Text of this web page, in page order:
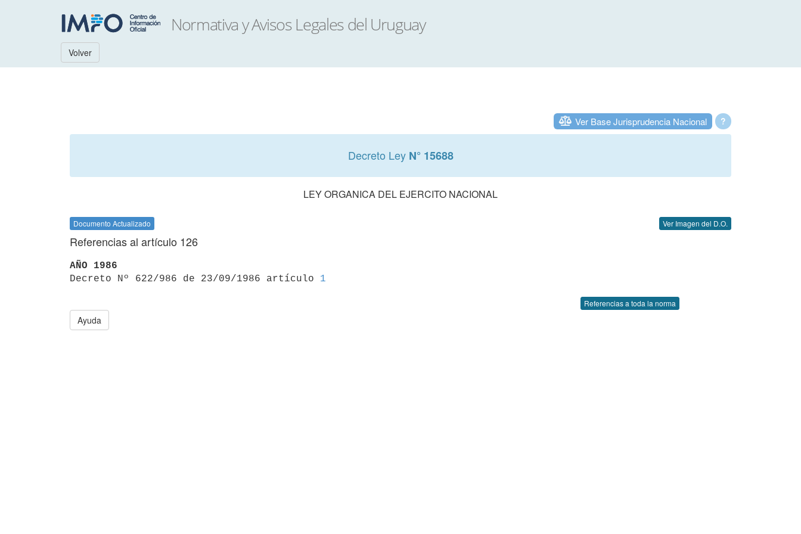
Volver
?
Ver Base Jurisprudencia Nacional
Decreto Ley N° 15688
LEY ORGANICA DEL EJERCITO NACIONAL
Documento Actualizado Ver Imagen del D.O.
Referencias al artículo 126
AÑO 1986
Decreto Nº 622/986 de 23/09/1986 artículo 1
Referencias a toda la norma
Ayuda